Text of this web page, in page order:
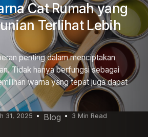
Cat Rumah yang
Terlihat Lebih
penting dalam menciptakan
Tidak hanya berfungsi sebagai
warna yang tepat juga dapat
31, 2025 Blog 3 Min Read